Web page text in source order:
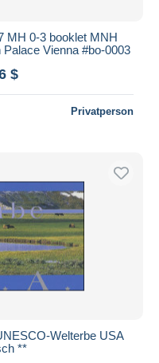
MH 0-3 booklet MNH
Vienna #bo-0003
$
Privatperson
Welterbe USA
**